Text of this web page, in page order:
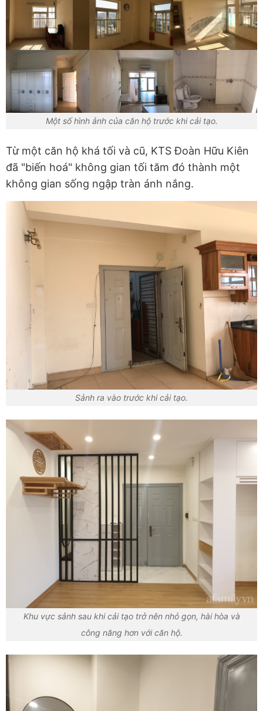
Một số hình ảnh của căn hộ trước khi cải tạo.
Từ một căn hộ khá tối và cũ, KTS Đoàn Hữu Kiên
đã "biến hoá" không gian tối tăm đó thành một
không gian sống ngập tràn ánh nắng.
Sảnh ra vào trước khi cải tạo.
Khu vực sảnh sau khi cải tạo trở nên nhỏ gọn, hài hòa và
công năng hơn với căn hộ.